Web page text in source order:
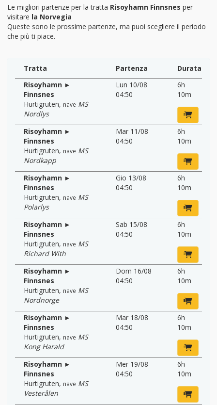
Le migliori partenze per la tratta Risoyhamn Finnsnes per
visitare la Norvegia
Queste sono le prossime partenze, ma puoi scegliere il periodo
che più ti piace.
Tratta Partenza
Durata
Risoyhamn ►
Finnsnes
Hurtigruten, nave MS
Nordlys
Lun 10/08
04:50
6h
10m
Risoyhamn ►
Finnsnes
Hurtigruten, nave MS
Nordkapp
Mar 11/08
04:50
6h
10m
Risoyhamn ►
Finnsnes
Hurtigruten, nave MS
Polarlys
Gio 13/08
04:50
6h
10m
Risoyhamn ►
Finnsnes
Hurtigruten, nave MS
Richard With
Sab 15/08
04:50
6h
10m
Risoyhamn ►
Finnsnes
Hurtigruten, nave MS
Nordnorge
Dom 16/08
04:50
6h
10m
Risoyhamn ►
Finnsnes
Hurtigruten, nave MS
Kong Harald
Mar 18/08
04:50
6h
10m
Risoyhamn ►
Finnsnes
Hurtigruten, nave MS
Vesterålen
Mer 19/08
04:50
6h
10m